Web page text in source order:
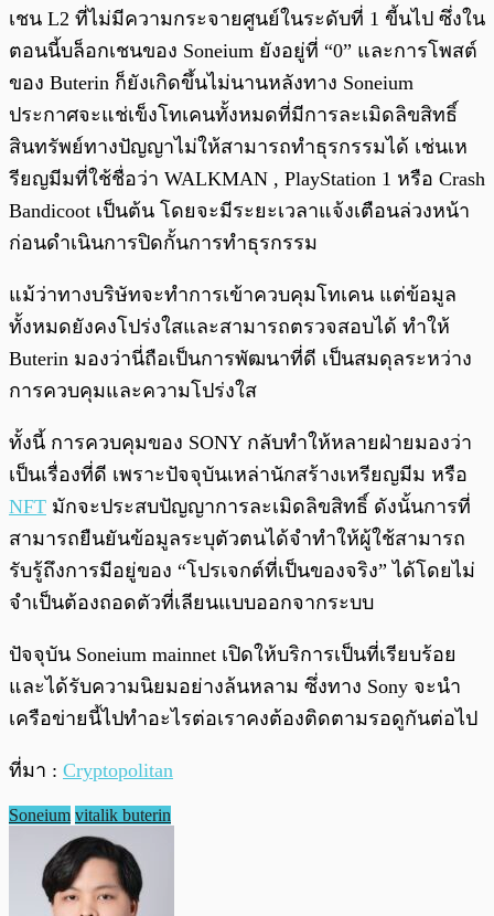
เชน L2 ที่ไม่มีความกระจายศูนย์ในระดับที่ 1 ขี้นไป ซึ่งใน
ตอนนี้บล็อกเชนของ Soneium ยังอยู่ที่ “0” และการโพสต์
ของ Buterin ก็ยังเกิดขึ้นไม่นานหลังทาง Soneium
ประกาศจะแช่เข็งโทเคนทั้งหมดที่มีการละเมิดลิขสิทธิ์
สินทรัพย์ทางปัญญาไม่ให้สามารถทำธุรกรรมได้ เช่นเห
รียญมีมที่ใช้ชื่อว่า WALKMAN , PlayStation 1 หรือ Crash
Bandicoot เป็นต้น โดยจะมีระยะเวลาแจ้งเตือนล่วงหน้า
ก่อนดำเนินการปิดกั้นการทำธุรกรรม
แม้ว่าทางบริษัทจะทำการเข้าควบคุมโทเคน แต่ข้อมูล
ทั้งหมดยังคงโปร่งใสและสามารถตรวจสอบได้ ทำให้
Buterin มองว่านี่ถือเป็นการพัฒนาที่ดี เป็นสมดุลระหว่าง
การควบคุมและความโปร่งใส
ทั้งนี้ การควบคุมของ SONY กลับทำให้หลายฝ่ายมองว่า
เป็นเรื่องที่ดี เพราะปัจจุบันเหล่านักสร้างเหรียญมีม หรือ
NFT มักจะประสบปัญญาการละเมิดลิขสิทธิ์ ดังนั้นการที่
สามารถยืนยันข้อมูลระบุตัวตนได้จำทำให้ผู้ใช้สามารถ
รับรู้ถึงการมีอยู่ของ “โปรเจกต์ที่เป็นของจริง” ได้โดยไม่
จำเป็นต้องถอดตัวที่เลียนแบบออกจากระบบ
ปัจจุบัน Soneium mainnet เปิดให้บริการเป็นที่เรียบร้อย
และได้รับความนิยมอย่างล้นหลาม ซึ่งทาง Sony จะนำ
เครือข่ายนี้ไปทำอะไรต่อเราคงต้องติดตามรอดูกันต่อไป
ที่มา : Cryptopolitan
Soneium vitalik buterin